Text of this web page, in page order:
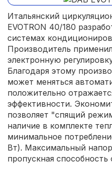
Итальянский
EVOTRON 40/180
системах
Производитель
электронную
Благодаря этому
может меняться
положительно
эффективности.
позволяет "спящий
наличие в комплекте
минимальное
Вт). Максимальный
пропускная